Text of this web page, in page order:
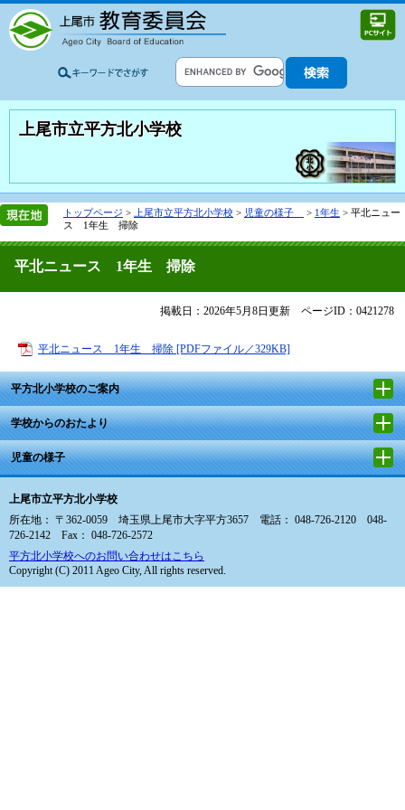
上尾市立平方北小学校
トップページ > 上尾市立平方北小学校 > 児童の様子 > 1年生 > 平北ニュー
ス 1年生 掃除
平北ニュース 1年生 掃除
掲載日：2026年5月8日更新 ページID：0421278
平北ニュース 1年生 掃除 [PDFファイル／329KB]
平方北小学校のご案内
学校からのおたより
児童の様子
上尾市立平方北小学校
所在地： 〒362-0059 埼玉県上尾市大字平方3657 電話： 048-726-2120 048-
726-2142 Fax： 048-726-2572
平方北小学校へのお問い合わせはこちら
Copyright (C) 2011 Ageo City, All rights reserved.